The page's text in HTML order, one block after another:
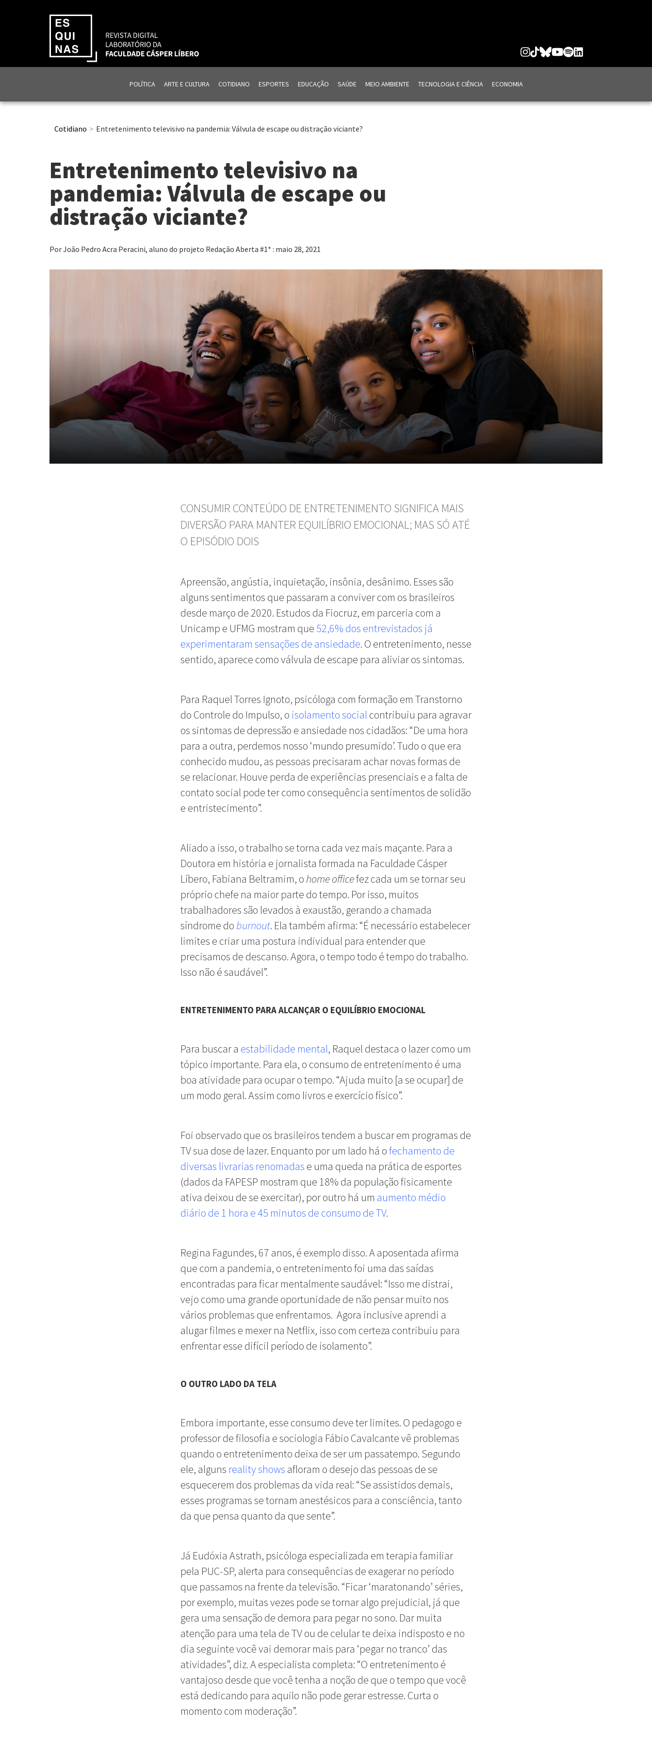
POLÍTICA ARTE E CULTURA COTIDIANO ESPORTES EDUCAÇÃO SAÚDE MEIO AMBIENTE TECNOLOGIA E CIÊNCIA ECONOMIA
Cotidiano Entretenimento televisivo na pandemia: Válvula de escape ou distração viciante?
Entretenimento televisivo na
pandemia: Válvula de escape ou
distração viciante?
Por João Pedro Acra Peracini, aluno do projeto Redação Aberta #1* : maio 28, 2021
CONSUMIR CONTEÚDO DE ENTRETENIMENTO SIGNIFICA MAIS
DIVERSÃO PARA MANTER EQUILÍBRIO EMOCIONAL; MAS SÓ ATÉ
O EPISÓDIO DOIS
Apreensão, angústia, inquietação, insônia, desânimo. Esses são
alguns sentimentos que passaram a conviver com os brasileiros
desde março de 2020. Estudos da Fiocruz, em parceria com a
Unicamp e UFMG mostram que 52,6% dos entrevistados já
experimentaram sensações de ansiedade. O entretenimento, nesse
sentido, aparece como válvula de escape para aliviar os sintomas.
Para Raquel Torres Ignoto, psicóloga com formação em Transtorno
do Controle do Impulso, o isolamento social contribuiu para agravar
os sintomas de depressão e ansiedade nos cidadãos: “De uma hora
para a outra, perdemos nosso ‘mundo presumido’. Tudo o que era
conhecido mudou, as pessoas precisaram achar novas formas de
se relacionar. Houve perda de experiências presenciais e a falta de
contato social pode ter como consequência sentimentos de solidão
e entristecimento”.
Aliado a isso, o trabalho se torna cada vez mais maçante. Para a
Doutora em história e jornalista formada na Faculdade Cásper
Líbero, Fabiana Beltramim, o home officefez cada um se tornar seu
próprio chefe na maior parte do tempo. Por isso, muitos
trabalhadores são levados à exaustão, gerando a chamada
síndrome do burnout. Ela também afirma: “É necessário estabelecer
limites e criar uma postura individual para entender que
precisamos de descanso. Agora, o tempo todo é tempo do trabalho.
Isso não é saudável”.
ENTRETENIMENTO PARA ALCANÇAR O EQUILÍBRIO EMOCIONAL
Para buscar a estabilidade mental, Raquel destaca o lazer como um
tópico importante. Para ela, o consumo de entretenimento é uma
boa atividade para ocupar o tempo. “Ajuda muito [a se ocupar] de
um modo geral. Assim como livros e exercício físico”.
Foi observado que os brasileiros tendem a buscar em programas de
TV sua dose de lazer. Enquanto por um lado há ofechamento de
diversas livrarias renomadas e uma queda na prática de esportes
(dados da FAPESP mostram que 18% da população fisicamente
ativa deixou de se exercitar), por outro há um aumento médio
diário de 1 hora e 45 minutos de consumo de TV.
Regina Fagundes, 67 anos, é exemplo disso. A aposentada afirma
que com a pandemia, o entretenimento foi uma das saídas
encontradas para ficar mentalmente saudável: “Isso me distrai,
vejo como uma grande oportunidade de não pensar muito nos
vários problemas que enfrentamos. Agora inclusive aprendi a
alugar filmes e mexer na Netflix, isso com certeza contribuiu para
enfrentar esse difícil período de isolamento”.
O OUTRO LADO DA TELA
Embora importante, esse consumo deve ter limites. O pedagogo e
professor de filosofia e sociologia Fábio Cavalcante vê problemas
quando o entretenimento deixa de ser um passatempo. Segundo
ele, alguns reality shows afloram o desejo das pessoas de se
esquecerem dos problemas da vida real: “Se assistidos demais,
esses programas se tornam anestésicos para a consciência, tanto
da que pensa quanto da que sente”.
Já Eudóxia Astrath, psicóloga especializada em terapia familiar
pela PUC-SP, alerta para consequências de exagerar no período
que passamos na frente da televisão. “Ficar ‘maratonando’ séries,
por exemplo, muitas vezes pode se tornar algo prejudicial, já que
gera uma sensação de demora para pegar no sono. Dar muita
atenção para uma tela de TV ou de celular te deixa indisposto e no
dia seguinte você vai demorar mais para ‘pegar no tranco’ das
atividades”, diz. A especialista completa: “O entretenimento é
vantajoso desde que você tenha a noção de que o tempo que você
está dedicando para aquilo não pode gerar estresse. Curta o
momento com moderação”.